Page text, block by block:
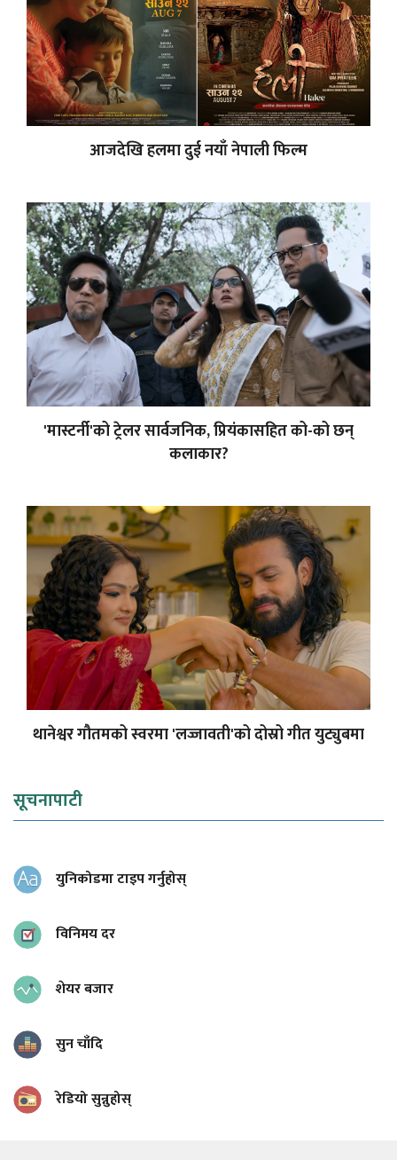
आजदेखि हलमा दुई नयाँ नेपाली फिल्म
'मास्टर्नी'को ट्रेलर सार्वजनिक, प्रियंकासहित को-को छन्
कलाकार?
थानेश्वर गौतमको स्वरमा 'लज्जावती'को दोस्रो गीत युट्युबमा
सूचनापाटी
युनिकोडमा टाइप गर्नुहोस्
विनिमय दर
शेयर बजार
सुन चाँदि
रेडियो सुन्नुहोस्